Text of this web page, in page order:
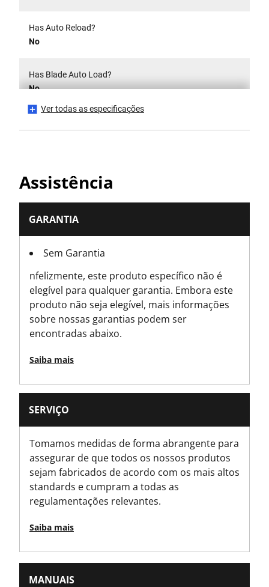
Has Auto Reload?
No
Has Blade Auto Load?
No
No
Has Folding Body?
Yes
Has Integrated String Cutter?
No
Has Locking Wheel?
No
Has Retractable Blade?
No
Has Rubber Grips?
Ver todas as especificações
Assistência
GARANTIA
Sem Garantia
nfelizmente, este produto específico não é
elegível para qualquer garantia. Embora este
produto não seja elegível, mais informações
sobre nossas garantias podem ser
encontradas abaixo.
Saiba mais
SERVIÇO
Tomamos medidas de forma abrangente para
assegurar de que todos os nossos produtos
sejam fabricados de acordo com os mais altos
standards e cumpram a todas as
regulamentações relevantes.
Saiba mais
MANUAIS